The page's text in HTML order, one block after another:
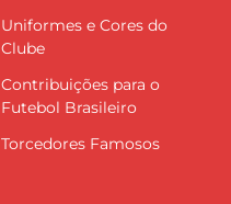
Uniformes e Cores do
Clube
Contribuições para o
Futebol Brasileiro
Torcedores Famosos